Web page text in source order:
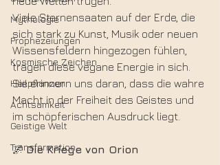
Mythologie
Prophezeiungen
Kosmische Zeichen
Heilpflanzen
Achtsamkeit
Geistige Welt
Transformation
Viele Sternensaaten auf der Erde, die
sich stark zu Kunst, Musik oder neuen
Wissensfeldern hingezogen fühlen,
tragen diese vegane Energie in sich.
Sie erinnern uns daran, dass die wahre
Macht in der Freiheit des Geistes und
im schöpferischen Ausdruck liegt.
🌌 Die Kriege von Orion